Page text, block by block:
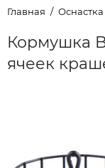
Главная Оснастка
Кормушка
ячеек